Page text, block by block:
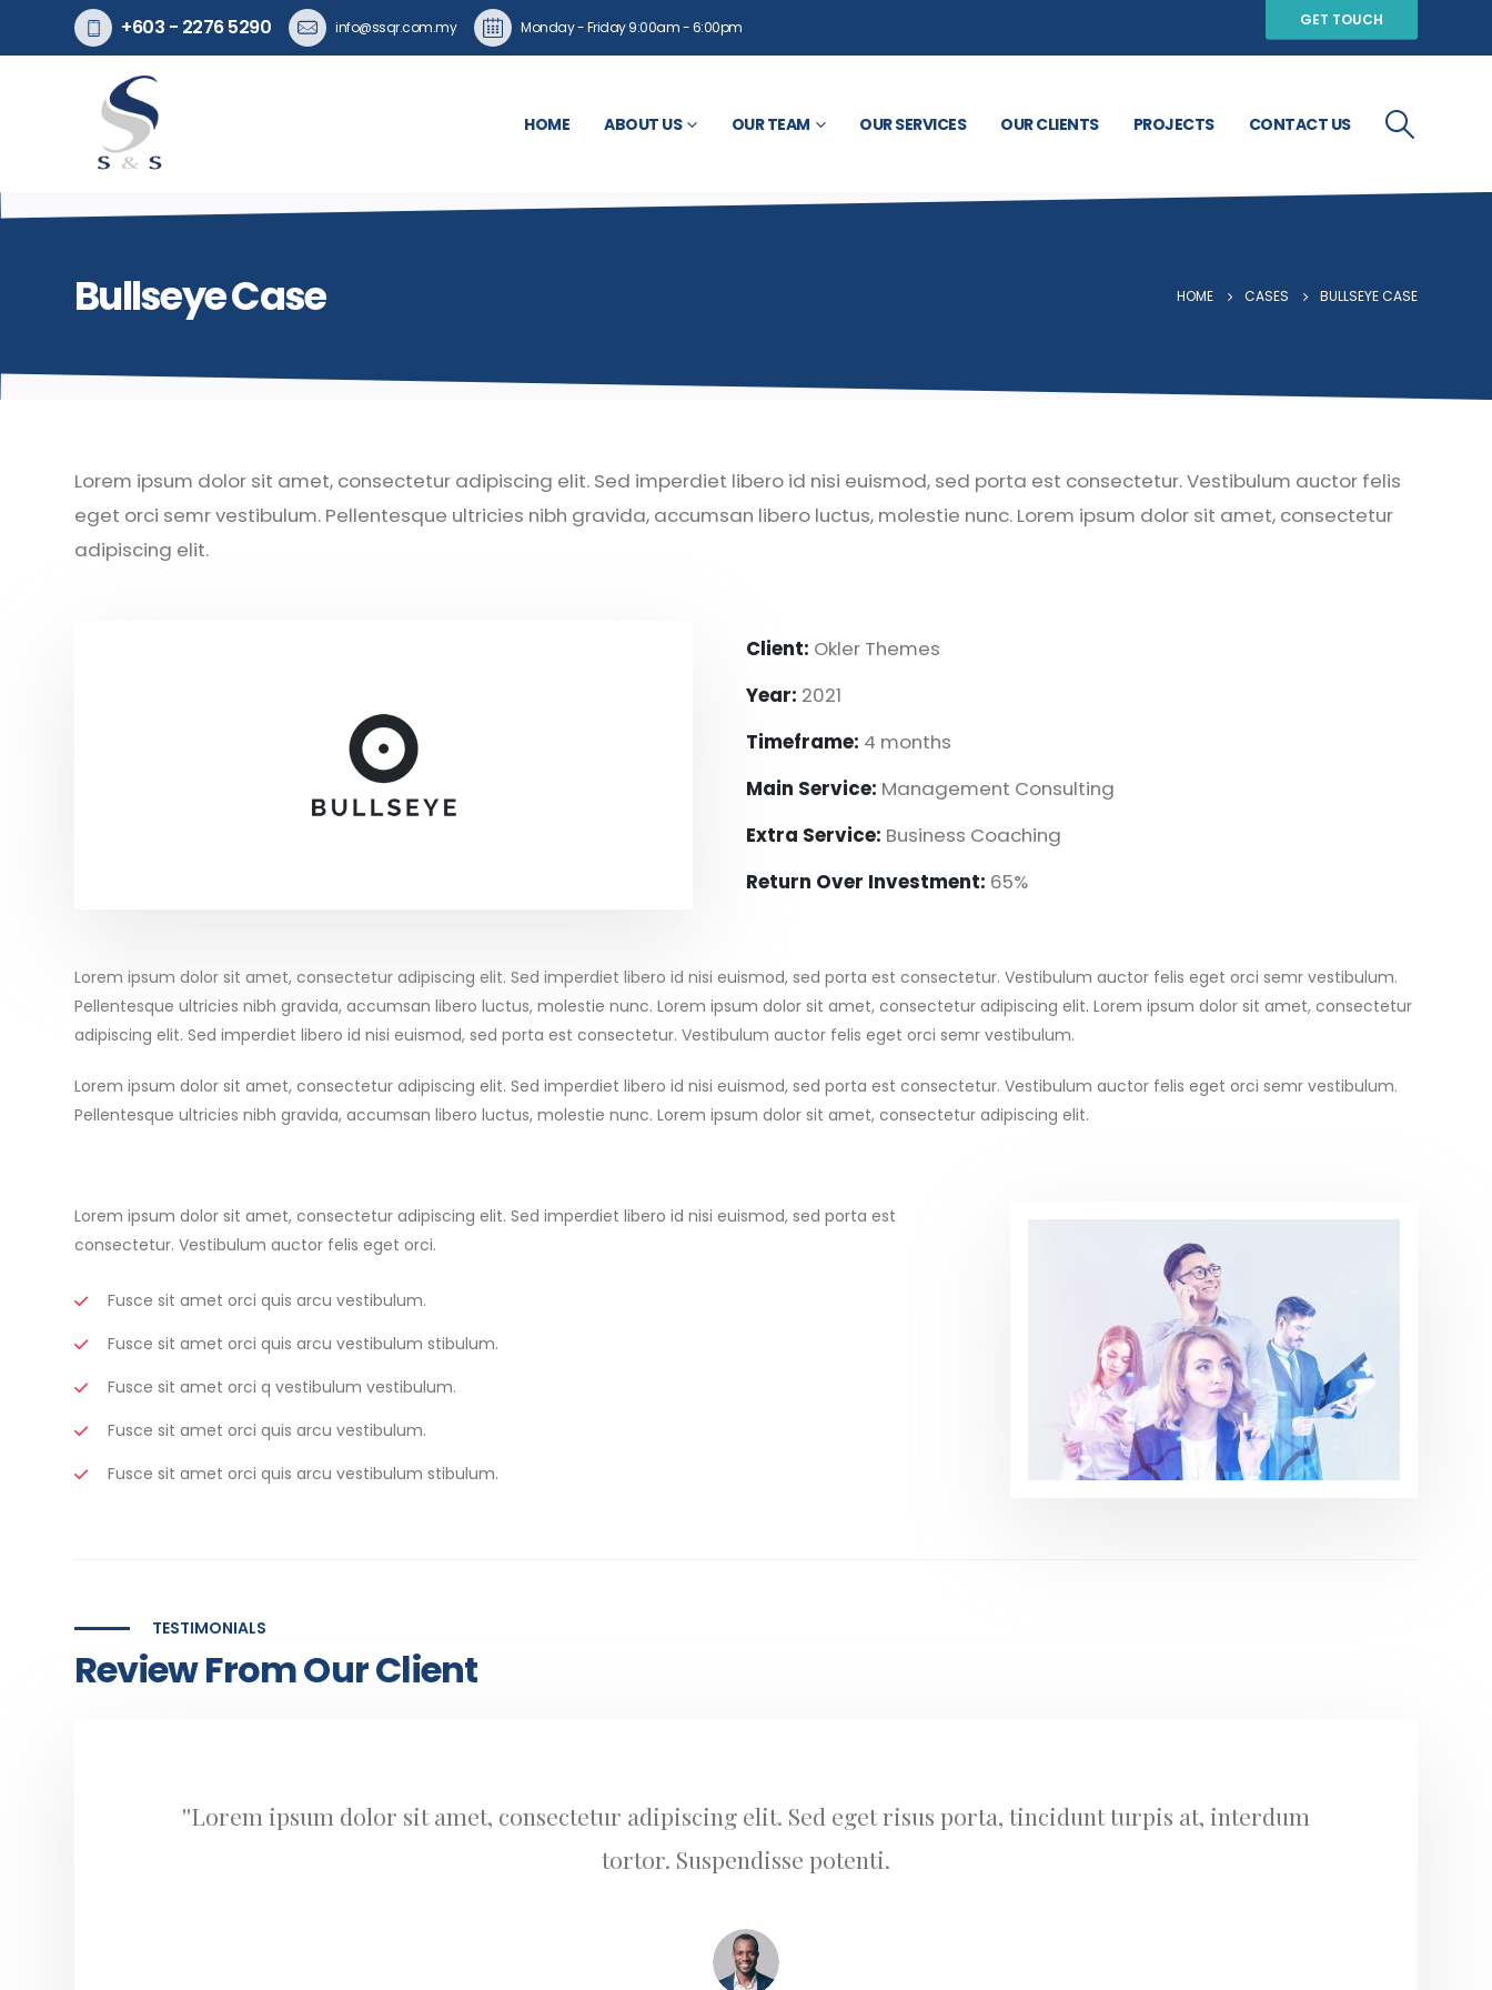
+603 - 2276 5290 info@ssqr.com.my Monday - Friday 9:00am - 6:00pm GET TOUCH
HOME ABOUT US OUR TEAM OUR SERVICES OUR CLIENTS PROJECTS CONTACT US
Bullseye Case HOME CASES BULLSEYE CASE
Lorem ipsum dolor sit amet, consectetur adipiscing elit. Sed imperdiet libero id nisi euismod, sed porta est consectetur. Vestibulum auctor felis
eget orci semr vestibulum. Pellentesque ultricies nibh gravida, accumsan libero luctus, molestie nunc. Lorem ipsum dolor sit amet, consectetur
adipiscing elit.
Client: Okler Themes
Year: 2021
Timeframe: 4 months
Main Service: Management Consulting
Extra Service: Business Coaching
Return Over Investment: 65%
Lorem ipsum dolor sit amet, consectetur adipiscing elit. Sed imperdiet libero id nisi euismod, sed porta est consectetur. Vestibulum auctor felis eget orci semr vestibulum.
Pellentesque ultricies nibh gravida, accumsan libero luctus, molestie nunc. Lorem ipsum dolor sit amet, consectetur adipiscing elit. Lorem ipsum dolor sit amet, consectetur
adipiscing elit. Sed imperdiet libero id nisi euismod, sed porta est consectetur. Vestibulum auctor felis eget orci semr vestibulum.
Lorem ipsum dolor sit amet, consectetur adipiscing elit. Sed imperdiet libero id nisi euismod, sed porta est consectetur. Vestibulum auctor felis eget orci semr vestibulum.
Pellentesque ultricies nibh gravida, accumsan libero luctus, molestie nunc. Lorem ipsum dolor sit amet, consectetur adipiscing elit.
Lorem ipsum dolor sit amet, consectetur adipiscing elit. Sed imperdiet libero id nisi euismod, sed porta est
consectetur. Vestibulum auctor felis eget orci.
Fusce sit amet orci quis arcu vestibulum.
Fusce sit amet orci quis arcu vestibulum stibulum.
Fusce sit amet orci q vestibulum vestibulum.
Fusce sit amet orci quis arcu vestibulum.
Fusce sit amet orci quis arcu vestibulum stibulum.
TESTIMONIALS
Review From Our Client
''Lorem ipsum dolor sit amet, consectetur adipiscing elit. Sed eget risus porta, tincidunt turpis at, interdum
tortor. Suspendisse potenti.